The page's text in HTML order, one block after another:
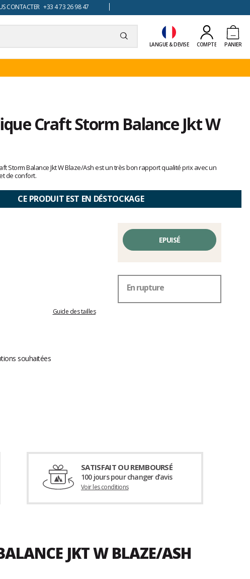
CONTACTER +33 4 73 26 98 47
LANGUE & DEVISE COMPTE PANIER
Craft Storm Balance Jkt W
Storm Balance Jkt W Blaze/Ash est un très bon rapport qualité prix avec un
de confort.
CE PRODUIT EST EN DÉSTOCKAGE
Guide des tailles
souhaitées
EPUISÉ
En rupture
SATISFAIT OU REMBOURSÉ
100 jours pour changer d’avis
Voir les conditions
JKT W BLAZE/ASH